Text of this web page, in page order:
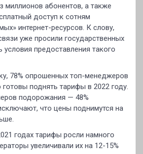
миллионов абонентов, а также
доступ к сотням
интернет-ресурсов. К слову,
уже просили государственных
условия предоставления такого
78% опрошенных топ-менеджеров
готовы поднять тарифы в 2022 году.
подорожания — 48%
что цены поднимутся на
годах тарифы росли намного
увеличивали их на 12-15%